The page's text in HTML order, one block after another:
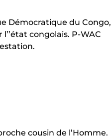
Démocratique du Congo,
congolais. P-WAC
cousin de l’Homme.